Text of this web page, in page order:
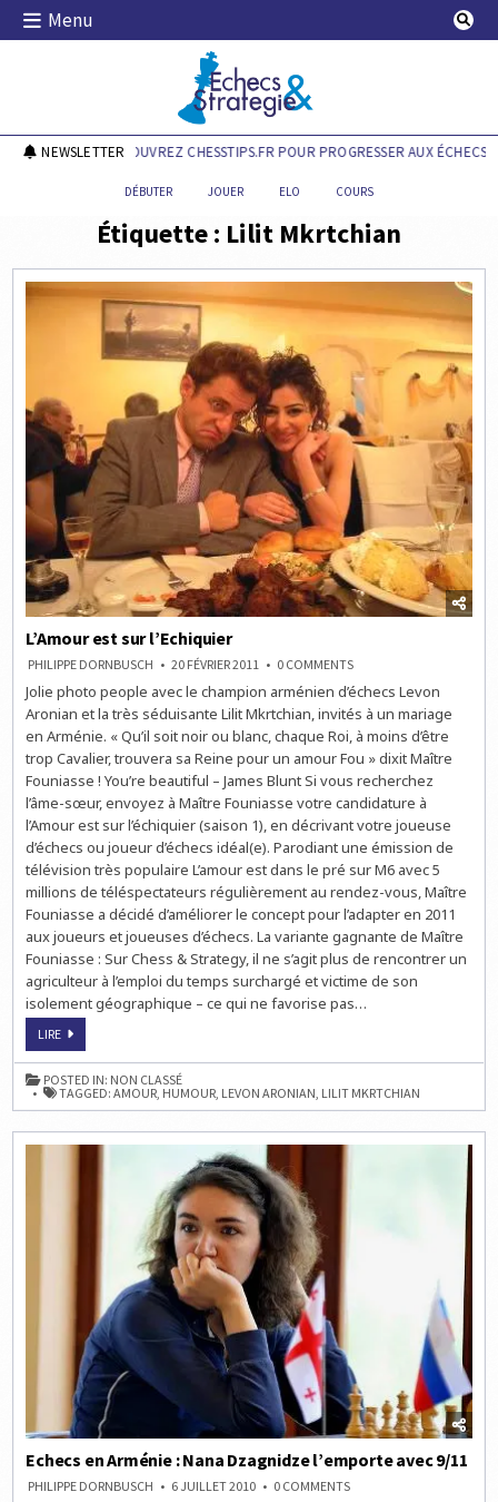
Skip
Menu
Echecs & Stratégie
NEWSLETTERDÉCOUVREZ CHESSTIPS.FR POUR PROGRESSER AUX ÉCHECS !
DÉBUTER JOUER ELO COURS
Étiquette : Lilit Mkrtchian
L’Amour est sur l’Echiquier
PHILIPPE DORNBUSCH 20 FÉVRIER 2011 0 COMMENTSON
EST
L’ECHIQUIER
Jolie photo people avec le champion arménien d’échecs Levon
Aronian et la très séduisante Lilit Mkrtchian, invités à un mariage
en Arménie. « Qu’il soit noir ou blanc, chaque Roi, à moins d’être
trop Cavalier, trouvera sa Reine pour un amour Fou » dixit Maître
Founiasse ! You’re beautiful – James Blunt Si vous recherchez
l’âme-sœur, envoyez à Maître Founiasse votre candidature à
l’Amour est sur l’échiquier (saison 1), en décrivant votre joueuse
d’échecs ou joueur d’échecs idéal(e). Parodiant une émission de
télévision très populaire L’amour est dans le pré sur M6 avec 5
millions de téléspectateurs régulièrement au rendez-vous, Maître
Founiasse a décidé d’améliorer le concept pour l’adapter en 2011
aux joueurs et joueuses d’échecs. La variante gagnante de Maître
Founiasse : Sur Chess & Strategy, il ne s’agit plus de rencontrer un
agriculteur à l’emploi du temps surchargé et victime de son
isolement géographique – ce qui ne favorise pas…
LIREL’AMOUR
SUR
L’ECHIQUIER
POSTED IN: NON CLASSÉ
TAGGED:AMOUR, HUMOUR, LEVON ARONIAN, LILIT MKRTCHIAN
Echecs en Arménie : Nana Dzagnidze l’emporte avec 9/11
PHILIPPE DORNBUSCH 6 JUILLET 2010 0 COMMENTSON